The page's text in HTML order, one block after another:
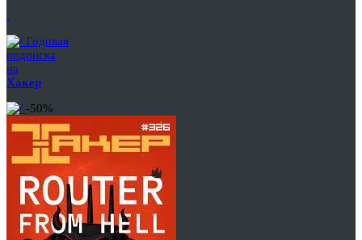
Годовая
подписка
на
Хакер
-50%